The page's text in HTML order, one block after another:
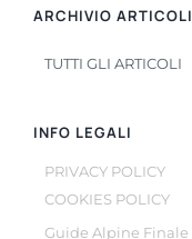
ARCHIVIO ARTICOLI
TUTTI GLI ARTICOLI
INFO LEGALI
PRIVACY POLICY
COOKIES POLICY
Guide Alpine Finale